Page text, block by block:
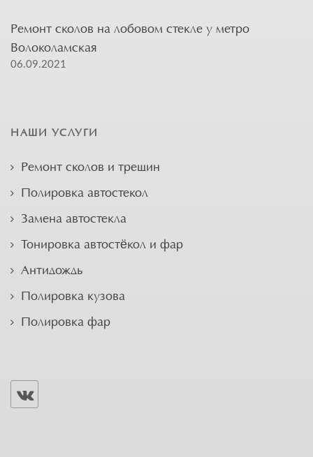
Ремонт сколов на лобовом стекле у метро
Волоколамская
06.09.2021
НАШИ УСЛУГИ
Ремонт сколов и трещин
Полировка автостекол
Замена автостекла
Тонировка автостёкол и фар
Антидождь
Полировка кузова
Полировка фар